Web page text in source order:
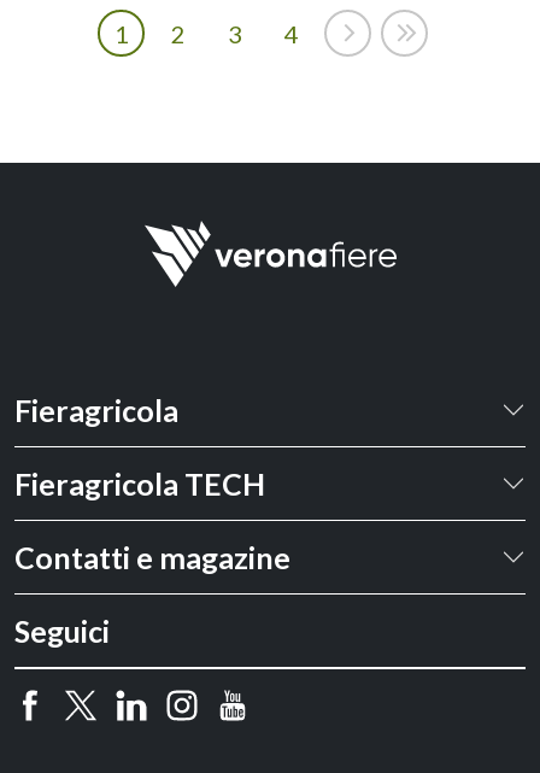
Fieragricola
Fieragricola TECH
Contatti e magazine
Seguici